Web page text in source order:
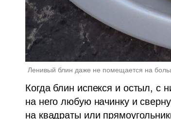
Ленивый блин даже не помещается на
Когда блин испекся и остыл, с
на него любую начинку и
на квадраты или